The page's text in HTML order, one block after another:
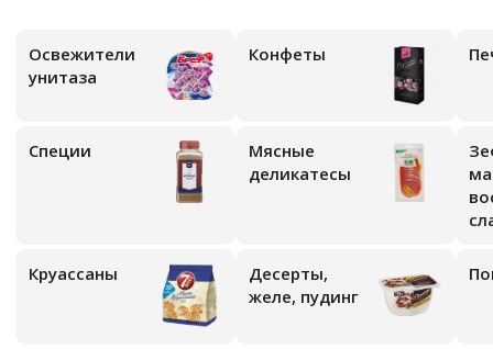
Освежители
унитаза
Конфеты
Специи
Мясные
деликатесы
Круассаны
Десерты,
желе, пудинг